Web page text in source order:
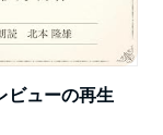
ビューの再生